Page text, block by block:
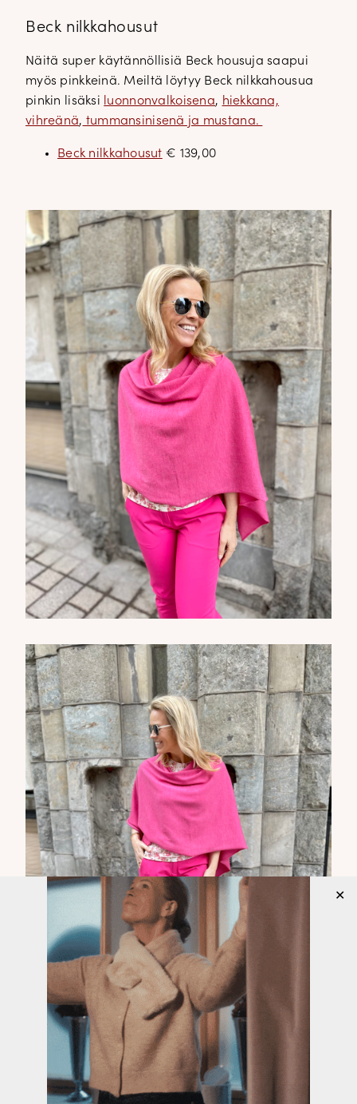
Beck nilkkahousut
Näitä super käytännöllisiä Beck housuja saapui
myös pinkkeinä. Meiltä löytyy Beck nilkkahousua
pinkin lisäksi luonnonvalkoisena, hiekkana,
vihreänä, tummansinisenä ja mustana.
Beck nilkkahousut € 139,00
Doppwoman Poncho
✕